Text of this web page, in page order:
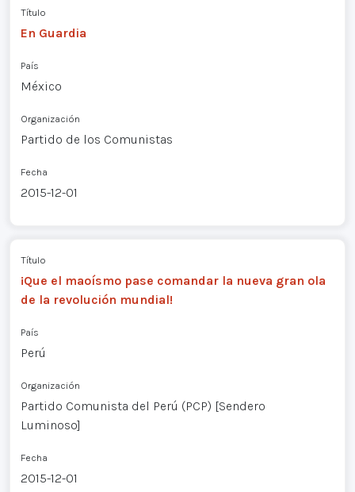
Título
En Guardia
País
México
Organización
Partido de los Comunistas
Fecha
2015-12-01
Título
¡Que el maoísmo pase comandar la nueva gran ola
de la revolución mundial!
País
Perú
Organización
Partido Comunista del Perú (PCP) [Sendero
Luminoso]
Fecha
2015-12-01